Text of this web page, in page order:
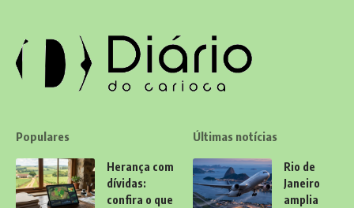
Populares
Herança com
dívidas:
confira o que
Últimas notícias
Rio de
Janeiro
amplia